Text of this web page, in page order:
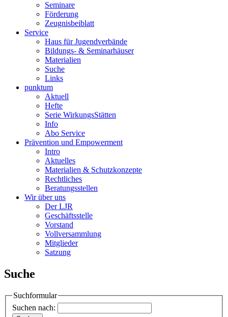
Seminare
Förderung
Zeugnisbeiblatt
Service
Haus für Jugendverbände
Bildungs- & Seminarhäuser
Materialien
Suche
Links
punktum
Aktuell
Hefte
Serie WirkungsStätten
Info
Abo Service
Prävention und Empowerment
Intro
Aktuelles
Materialien & Schutzkonzepte
Rechtliches
Beratungsstellen
Wir über uns
Der LJR
Geschäftsstelle
Vorstand
Vollversammlung
Mitglieder
Satzung
Suche
Suchformular
Suchen nach: